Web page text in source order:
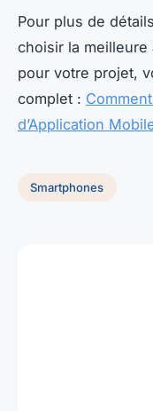
Pour plus de
choisir la meilleure
pour votre projet,
complet :
d’Application
Smartphones